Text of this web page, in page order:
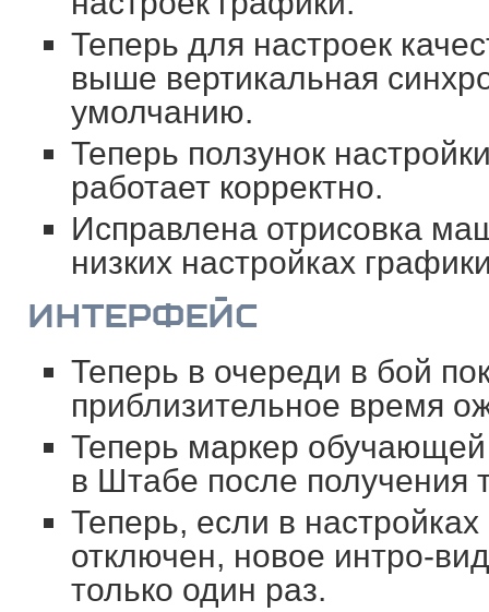
Теперь для настроек
выше вертикальная
умолчанию.
Теперь ползунок
работает корректно.
Исправлена отрисовка
низких настройках
ИНТЕРФЕЙС
Теперь в очереди в бой
приблизительное время
Теперь маркер
в Штабе после получения
Теперь, если в
отключен, новое интро-
только один раз.